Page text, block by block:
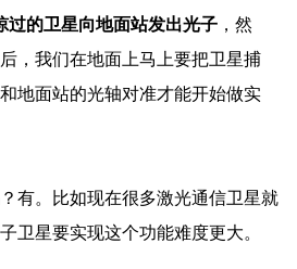
过的卫星向地面站发出光子 ，然
，我们在地面上马上要把卫星捕
地面站的光轴对准才能开始做实
有。比如现在很多激光通信卫星就
卫星要实现这个功能难度更大。